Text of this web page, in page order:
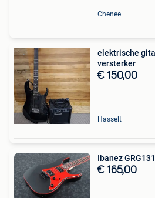
Chenee
elektrische
versterker
€ 150,00
Hasselt
Ibanez
€ 165,00